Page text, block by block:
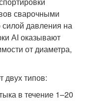
сварочными
давления на
АI оказывают
от диаметра,
двух типов:
в течение 1–20